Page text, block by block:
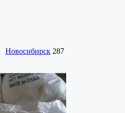
Новосибирск 287